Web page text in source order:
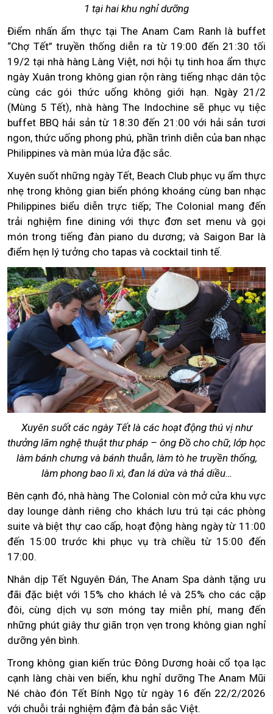
1 tại hai khu nghỉ dưỡng
Điểm nhấn ẩm thực tại The Anam Cam Ranh là buffet
“Chợ Tết” truyền thống diễn ra từ 19:00 đến 21:30 tối
19/2 tại nhà hàng Làng Việt, nơi hội tụ tinh hoa ẩm thực
ngày Xuân trong không gian rộn ràng tiếng nhạc dân tộc
cùng các gói thức uống không giới hạn. Ngày 21/2
(Mùng 5 Tết), nhà hàng The Indochine sẽ phục vụ tiệc
buffet BBQ hải sản từ 18:30 đến 21:00 với hải sản tươi
ngon, thức uống phong phú, phần trình diễn của ban nhạc
Philippines và màn múa lửa đặc sắc.
Xuyên suốt những ngày Tết, Beach Club phục vụ ẩm thực
nhẹ trong không gian biển phóng khoáng cùng ban nhạc
Philippines biểu diễn trực tiếp; The Colonial mang đến
trải nghiệm fine dining với thực đơn set menu và gọi
món trong tiếng đàn piano du dương; và Saigon Bar là
điểm hẹn lý tưởng cho tapas và cocktail tinh tế.
Xuyên suốt các ngày Tết là các hoạt động thú vị như
thưởng lãm nghệ thuật thư pháp – ông Đồ cho chữ, lớp học
làm bánh chưng và bánh thuẫn, làm tò he truyền thống,
làm phong bao lì xì, đan lá dừa và thả diều…
Bên cạnh đó, nhà hàng The Colonial còn mở cửa khu vực
day lounge dành riêng cho khách lưu trú tại các phòng
suite và biệt thự cao cấp, hoạt động hàng ngày từ 11:00
đến 15:00 trước khi phục vụ trà chiều từ 15:00 đến
17:00.
Nhân dịp Tết Nguyên Đán, The Anam Spa dành tặng ưu
đãi đặc biệt với 15% cho khách lẻ và 25% cho các cặp
đôi, cùng dịch vụ sơn móng tay miễn phí, mang đến
những phút giây thư giãn trọn vẹn trong không gian nghỉ
dưỡng yên bình.
Trong không gian kiến trúc Đông Dương hoài cổ tọa lạc
cạnh làng chài ven biển, khu nghỉ dưỡng The Anam Mũi
Né chào đón Tết Bính Ngọ từ ngày 16 đến 22/2/2026
với chuỗi trải nghiệm đậm đà bản sắc Việt.